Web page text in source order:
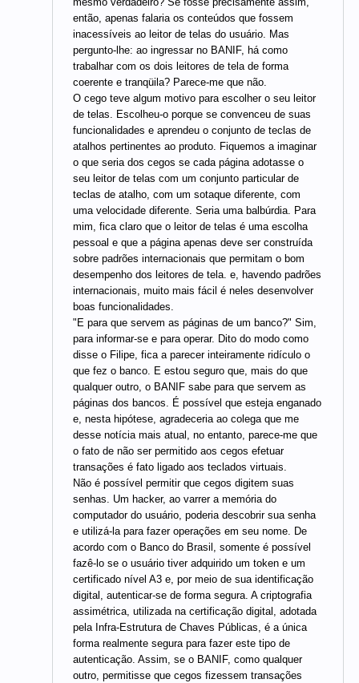
então, apenas falaria os conteúdos que fossem
inacessíveis ao leitor de telas do usuário. Mas
pergunto-lhe: ao ingressar no BANIF, há como
trabalhar com os dois leitores de tela de forma
coerente e tranqüila? Parece-me que não.
O cego teve algum motivo para escolher o seu leitor
de telas. Escolheu-o porque se convenceu de suas
funcionalidades e aprendeu o conjunto de teclas de
atalhos pertinentes ao produto. Fiquemos a imaginar
o que seria dos cegos se cada página adotasse o
seu leitor de telas com um conjunto particular de
teclas de atalho, com um sotaque diferente, com
uma velocidade diferente. Seria uma balbúrdia. Para
mim, fica claro que o leitor de telas é uma escolha
pessoal e que a página apenas deve ser construída
sobre padrões internacionais que permitam o bom
desempenho dos leitores de tela. e, havendo padrões
internacionais, muito mais fácil é neles desenvolver
boas funcionalidades.
"E para que servem as páginas de um banco?" Sim,
para informar-se e para operar. Dito do modo como
disse o Filipe, fica a parecer inteiramente ridículo o
que fez o banco. E estou seguro que, mais do que
qualquer outro, o BANIF sabe para que servem as
páginas dos bancos. É possível que esteja enganado
e, nesta hipótese, agradeceria ao colega que me
desse notícia mais atual, no entanto, parece-me que
o fato de não ser permitido aos cegos efetuar
transações é fato ligado aos teclados virtuais.
Não é possível permitir que cegos digitem suas
senhas. Um hacker, ao varrer a memória do
computador do usuário, poderia descobrir sua senha
e utilizá-la para fazer operações em seu nome. De
acordo com o Banco do Brasil, somente é possível
fazê-lo se o usuário tiver adquirido um token e um
certificado nível A3 e, por meio de sua identificação
digital, autenticar-se de forma segura. A criptografia
assimétrica, utilizada na certificação digital, adotada
pela Infra-Estrutura de Chaves Públicas, é a única
forma realmente segura para fazer este tipo de
autenticação. Assim, se o BANIF, como qualquer
outro, permitisse que cegos fizessem transações